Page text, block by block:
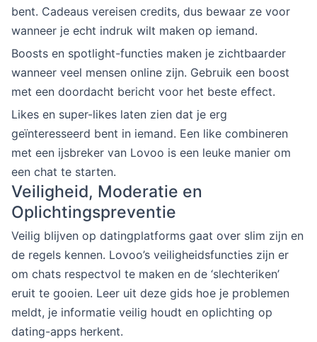
bent. Cadeaus vereisen credits, dus bewaar ze voor
wanneer je echt indruk wilt maken op iemand.
Boosts en spotlight-functies maken je zichtbaarder
wanneer veel mensen online zijn. Gebruik een boost
met een doordacht bericht voor het beste effect.
Likes en super-likes laten zien dat je erg
geïnteresseerd bent in iemand. Een like combineren
met een ijsbreker van Lovoo is een leuke manier om
een chat te starten.
Veiligheid, Moderatie en
Oplichtingspreventie
Veilig blijven op datingplatforms gaat over slim zijn en
de regels kennen. Lovoo’s veiligheidsfuncties zijn er
om chats respectvol te maken en de ‘slechteriken’
eruit te gooien. Leer uit deze gids hoe je problemen
meldt, je informatie veilig houdt en oplichting op
dating-apps herkent.